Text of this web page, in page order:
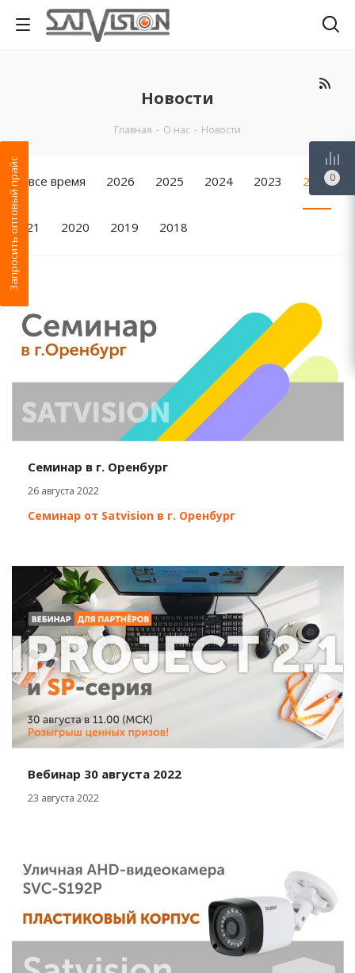
Новости
Главная - О нас - Новости
За все время 2026 2025 2024 2023 2022
2021 2020 2019 2018
Семинар в г. Оренбург
26 августа 2022
Семинар от Satvision в г. Оренбург
Вебинар 30 августа 2022
23 августа 2022
Запросить оптовый прайс 0